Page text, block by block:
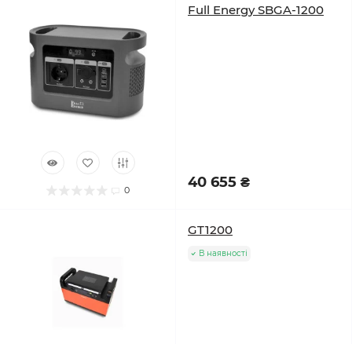
0
Full Energy SBGA-1200
40 655 ₴
GT1200
В наявності